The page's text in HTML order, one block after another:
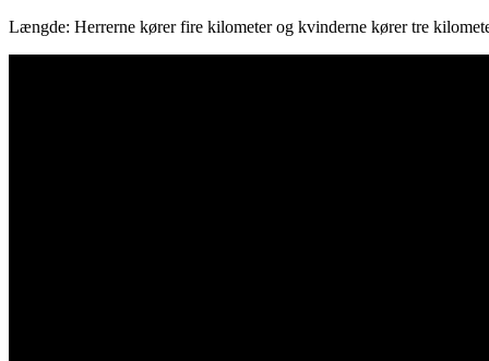
Længde: Herrerne kører fire kilometer og kvinderne kører tre